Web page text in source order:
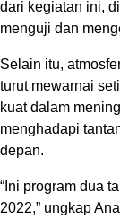
dari kegiatan ini,
menguji dan
Selain itu,
turut mewarnai
kuat dalam
menghadapi
depan.
“Ini program dua
2022,” ungkap